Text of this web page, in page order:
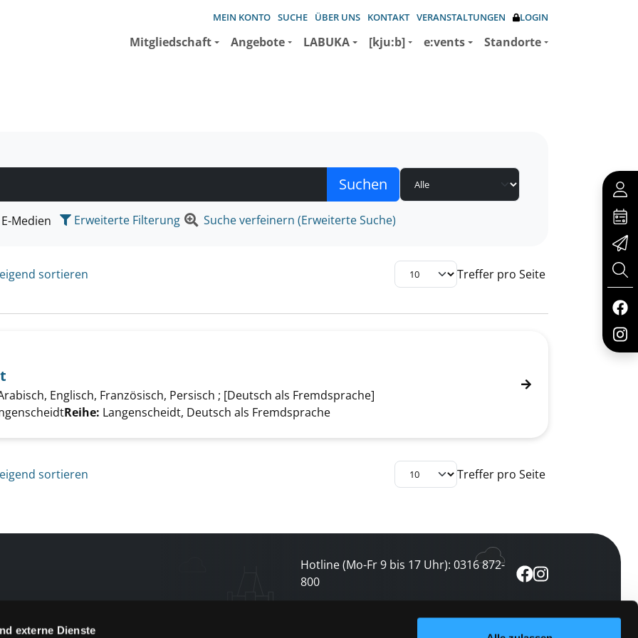
externe Dienste
MEIN KONTO SUCHE ÜBER UNS KONTAKT VERANSTALTUNGEN LOGIN
Mitgliedschaft Angebote LABUKA [kju:b] e:vents Standorte
suchen wollen.
E-Medien Erweiterte Filterung Suche verfeinern (Erweiterte Suche)
sortieren Treffer pro Seite
dem Amt anzeigen
Englisch, Französisch, Persisch ; [Deutsch als Fremdsprache]
Reihe: Langenscheidt, Deutsch als Fremdsprache
sortieren Treffer pro Seite
Hotline (Mo-Fr 9 bis 17 Uhr): 0316 872-
800